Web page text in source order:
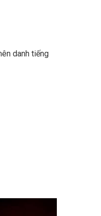
danh tiếng